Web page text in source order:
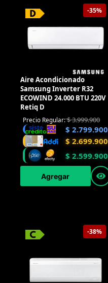
-35%
Aire Acondicionado
Samsung Inverter R32
ECOWIND 24.000 BTU 220V
Retiq D
Precio Regular:$3.999.900
$ 2.799.900
$ 2.699.900
$ 2.599.900
Agregar
-38%